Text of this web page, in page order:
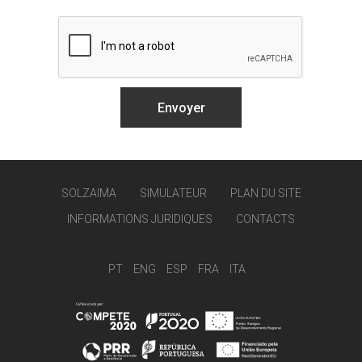
SOLZAIMA SIMULATEUR
PLAN DU SITE
INFORMATIONS JURIDIQUES
CONTACTS
PT ENG ESP FRA ITA